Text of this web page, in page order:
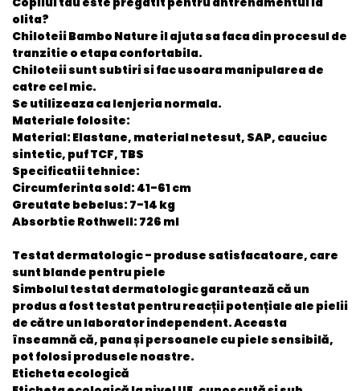
olita?
Chiloteii Bambo Nature il ajuta sa faca din procesul de
tranzitie o etapa confortabila.
Chiloteii sunt subtiri si fac usoara manipularea de
catre cel mic.
Se utilizeaza ca lenjeria normala.
Materiale folosite:
Material: Elastane, material netesut, SAP, cauciuc
sintetic, puf TCF, TBS
Specificatii tehnice:
Circumferinta sold: 41-61 cm
Greutate bebelus: 7-14 kg
Absorbtie Rothwell:726 ml
Testat dermatologic - produse satisfacatoare, care
sunt blande pentru piele
Simbolul testat dermatologic garantează că un
produs a fost testat pentru reacții potențiale ale pielii
de către un laborator independent. Aceasta
înseamnă că, pana și persoanele cu piele sensibilă,
pot folosi produsele noastre.
Eticheta ecologică